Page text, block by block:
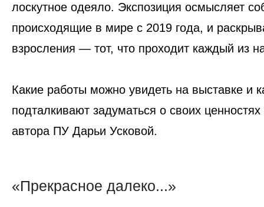
лоскутное одеяло. Экспозиция осмысляет
происходящие в мире с 2019 года, и
взросления — тот, что проходит каждый из
Какие работы можно увидеть на выставке и
подталкивают задуматься о своих
автора ПУ Дарьи Усковой.
«Прекрасное
«Прекрасное далеко...»